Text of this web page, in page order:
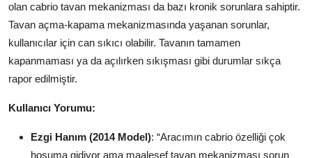
olan cabrio tavan mekanizması da bazı kronik sorunlara sahiptir.
Tavan açma-kapama mekanizmasında yaşanan sorunlar,
kullanıcılar için can sıkıcı olabilir. Tavanın tamamen
kapanmaması ya da açılırken sıkışması gibi durumlar sıkça
rapor edilmiştir.
Kullanıcı Yorumu:
Ezgi Hanım (2014 Model): “Aracımın cabrio özelliği çok
hoşuma gidiyor ama maalesef tavan mekanizması sorun